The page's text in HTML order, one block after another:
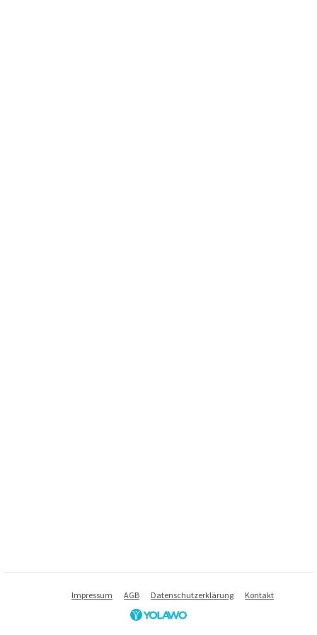
Impressum AGB Datenschutzerklärung Kontakt